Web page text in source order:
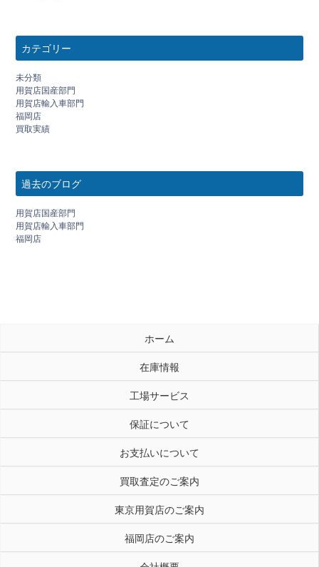
カテゴリー
未分類
用賀店国産部門
用賀店輸入車部門
福岡店
買取実績
過去のブログ
用賀店国産部門
用賀店輸入車部門
福岡店
ホーム
在庫情報
工場サービス
保証について
お支払いについて
買取査定のご案内
東京用賀店のご案内
福岡店のご案内